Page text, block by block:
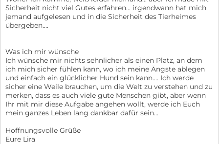
Sicherheit nicht viel Gutes erfahren... irgendwann hat mich
jemand aufgelesen und in die Sicherheit des Tierheimes
übergeben....
Was ich mir wünsche
Ich wünsche mir nichts sehnlicher als einen Platz, an dem
ich mich sicher fühlen kann, wo ich meine Ängste ablegen
und einfach ein glücklicher Hund sein kann.... Ich werde
sicher eine Weile brauchen, um die Welt zu verstehen und zu
merken, dass es auch viele gute Menschen gibt, aber wenn
Ihr mit mir diese Aufgabe angehen wollt, werde ich Euch
mein ganzes Leben lang dankbar dafür sein...
Hoffnungsvolle Grüße
Eure Lira